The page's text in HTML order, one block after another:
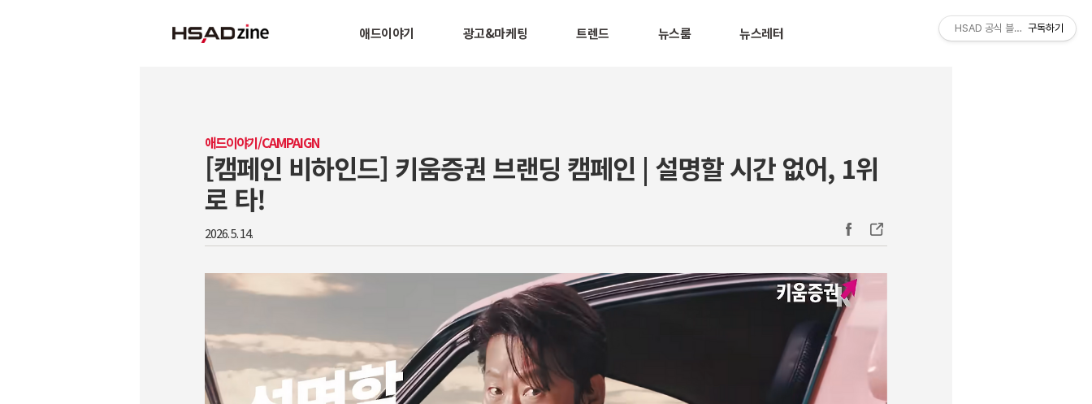
애드이야기 광고&마케팅 트렌드 뉴스룸 뉴스레터
애드이야기/CAMPAIGN
[캠페인 비하인드] 키움증권 브랜딩 캠페인 | 설명할 시간 없어, 1위
로 타!
2026. 5. 14.
HSAD 공식 블로그 HSADzine
구독하기